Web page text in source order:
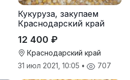
Кукуруза, закупаем
Краснодарский край
12 400 ₽
Краснодарский край
31 июл 2021, 10:05 • 707